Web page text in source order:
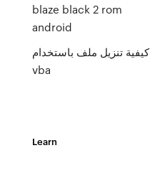
blaze black 2 rom
android
كيفية تنزيل ملف باستخدام
vba
Learn